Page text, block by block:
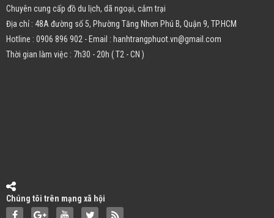
Chuyên cung cấp đồ du lịch, dã ngoại, cắm trại
Địa chỉ : 48A đường số 5, Phường Tăng Nhơn Phú B, Quận 9, TP.HCM
Hotline : 0906 896 902 - Email : hanhtrangphuot.vn@gmail.com
Thời gian làm việc : 7h30 - 20h ( T2 - CN )
Chúng tôi trên mạng xã hội